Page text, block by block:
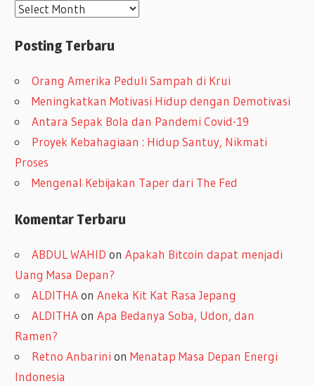
A
s
Posting Terbaru
Orang Amerika Peduli Sampah di Krui
Meningkatkan Motivasi Hidup dengan Demotivasi
Antara Sepak Bola dan Pandemi Covid-19
Proyek Kebahagiaan : Hidup Santuy, Nikmati
Proses
Mengenal Kebijakan Taper dari The Fed
Komentar Terbaru
ABDUL WAHID onApakah Bitcoin dapat menjadi
Uang Masa Depan?
ALDITHAonAneka Kit Kat Rasa Jepang
ALDITHAonApa Bedanya Soba, Udon, dan
Ramen?
Retno Anbarini onMenatap Masa Depan Energi
Indonesia